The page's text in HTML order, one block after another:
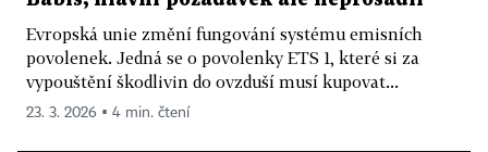
Evropská unie změní fungování systému emisních
povolenek. Jedná se o povolenky ETS 1, které si za
vypouštění škodlivin do ovzduší musí kupovat...
23. 3. 2026 ▪ 4 min. čtení